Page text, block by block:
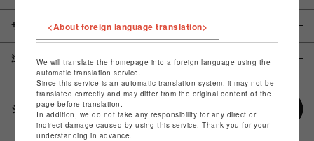
サイズ
注意事項
シェアする
<About foreign language translation>
We will translate the homepage into a foreign language using the
automatic translation service.
Since this service is an automatic translation system, it may not be
translated correctly and may differ from the original content of the
page before translation.
In addition, we do not take any responsibility for any direct or
indirect damage caused by using this service. Thank you for your
understanding in advance.